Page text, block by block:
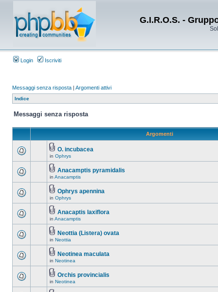
G.I.R.O.S. -
Login Iscriviti
Messaggi senza risposta | Argomenti attivi
Indice
Messaggi senza risposta
Argomenti
O. incubacea
in Ophrys
Anacamptis pyramidalis
in Anacamptis
Ophrys apennina
in Ophrys
Anacaptis laxiflora
in Anacamptis
Neottia (Listera) ovata
in Neottia
Neotinea maculata
in Neotinea
Orchis provincialis
in Neotinea